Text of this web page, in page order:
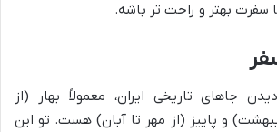
سفرت بهتر و راحت تر باشه.
جاهای تاریخی ایران، معمولاً بهار (از
و پاییز (از مهر تا آبان) هست. تو این